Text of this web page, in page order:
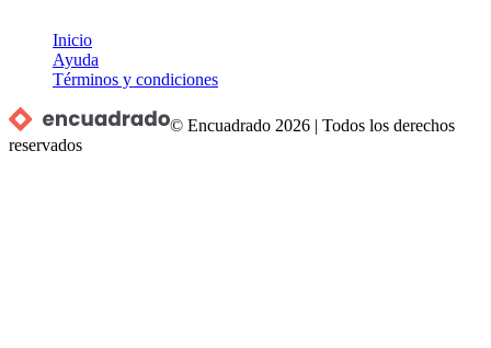
Inicio
Ayuda
Términos y condiciones
© Encuadrado 2026 |Todos los derechos
reservados